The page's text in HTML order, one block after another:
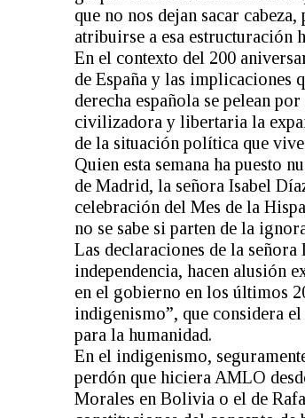
que no nos dejan sacar
atribuirse a esa estructuración
En el contexto del 200
de España y las implicaciones
derecha española se pelean
civilizadora y libertaria la
de la situación política que
Quien esta semana ha puesto
de Madrid, la señora Isabel
celebración del Mes de la
no se sabe si parten de la
Las declaraciones de la
independencia, hacen alusión
en el gobierno en los últimos
indigenismo”, que considera
para la humanidad.
En el indigenismo,
perdón que hiciera AMLO
Morales en Bolivia o el de